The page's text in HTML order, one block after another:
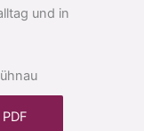
und in